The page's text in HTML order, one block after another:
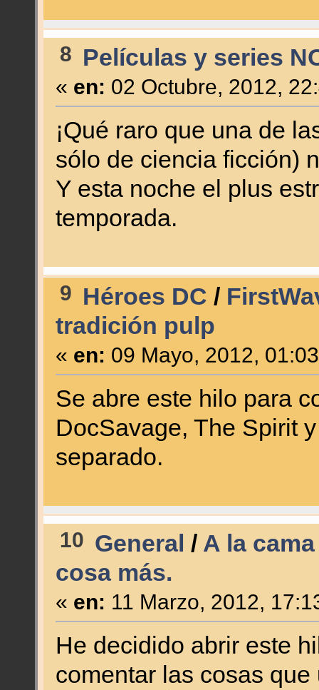
8 Películas y series
« en: 02 Octubre, 2012,
¡Qué raro que una de
sólo de ciencia ficción)
Y esta noche el plus
temporada.
9 Héroes DC /
tradición pulp
« en: 09 Mayo, 2012,
Se abre este hilo para
DocSavage, The Spirit
separado.
10 General / A la
cosa más.
« en: 11 Marzo, 2012,
He decidido abrir este
comentar las cosas